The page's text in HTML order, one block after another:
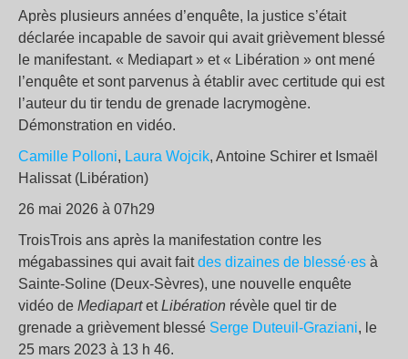
Après plusieurs années d’enquête, la justice s’était
déclarée incapable de savoir qui avait grièvement blessé
le manifestant. « Mediapart » et « Libération » ont mené
l’enquête et sont parvenus à établir avec certitude qui est
l’auteur du tir tendu de grenade lacrymogène.
Démonstration en vidéo.
Camille Polloni, Laura Wojcik, Antoine Schirer et Ismaël
Halissat (Libération)
26 mai 2026 à 07h29
TroisTrois ans après la manifestation contre les
mégabassines qui avait faitdes dizaines de blessé·es à
Sainte-Soline (Deux-Sèvres), une nouvelle enquête
vidéo de MediapartetLibération révèle quel tir de
grenade a grièvement blessé Serge Duteuil-Graziani, le
25 mars 2023 à 13 h 46.